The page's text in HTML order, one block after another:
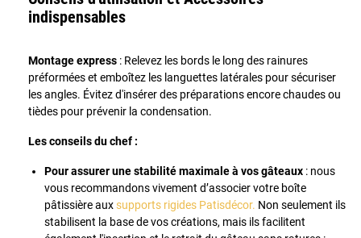
indispensables
Montage express : Relevez les bords le long des rainures
préformées et emboîtez les languettes latérales pour sécuriser
les angles. Évitez d'insérer des préparations encore chaudes ou
tièdes pour prévenir la condensation.
Les conseils du chef :
Pour assurer une stabilité maximale à vos gâteaux : nous
vous recommandons vivement d’associer votre boîte
pâtissière aux supports rigides Patisdécor. Non seulement ils
stabilisent la base de vos créations, mais ils facilitent